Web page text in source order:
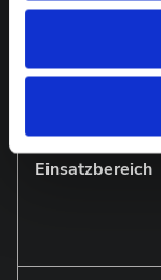
ANSI-
Einsatzbereich